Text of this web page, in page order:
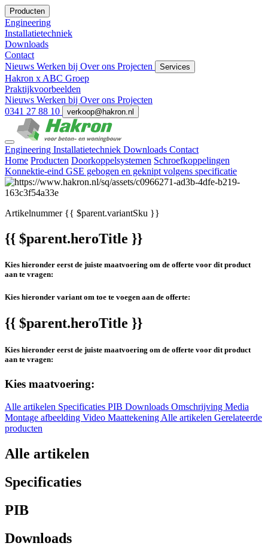
Producten
Engineering
Installatietechniek
Downloads
Contact
Nieuws Werken bij Over ons Projecten Services
Hakron x ABC Groep
Praktijkvoorbeelden
Nieuws Werken bij Over ons Projecten
0341 27 88 10
verkoop@hakron.nl
Engineering Installatietechniek Downloads Contact
Home Producten Doorkoppelsystemen Schroefkoppelingen
Konnektie-eind GSE gebogen en geknipt volgens specificatie
Artikelnummer{{ $parent.variantSku }}
{{ $parent.heroTitle }}
Kies hieronder eerst de juiste maatvoering om de offerte voor dit product
aan te vragen:
Kies hieronder variant om toe te voegen aan de offerte:
{{ $parent.heroTitle }}
Kies hieronder eerst de juiste maatvoering om de offerte voor dit product
aan te vragen:
Kies maatvoering:
Alle artikelen Specificaties PIB Downloads Omschrijving Media
Montage afbeelding Video MaattekeningAlle artikelen Gerelateerde
producten
Alle artikelen
Specificaties
PIB
Downloads